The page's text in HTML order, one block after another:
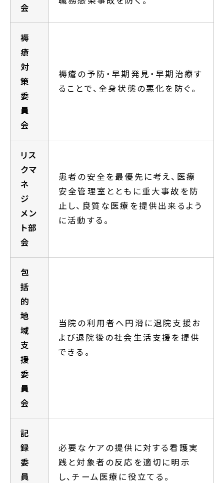
会
褥
瘡
対
策
委
員
会
褥瘡の予防・早期発見・早期治療す
ることで、全身状態の悪化を防ぐ。
リス
クマ
ネ
ジ
メン
ト部
会
患者の安全を最優先に考え、医療
安全管理室とともに重大事故を防
止し、良質な医療を提供出来るよう
に活動する。
包
括
的
地
域
支
援
委
員
会
当院の利用者へ円滑に退院支援お
よび退院後の社会生活支援を提供
できる。
記
録
委
員
必要なケアの提供に対する看護実
践と対象者の反応を適切に明示
し、チーム医療に役立てる。